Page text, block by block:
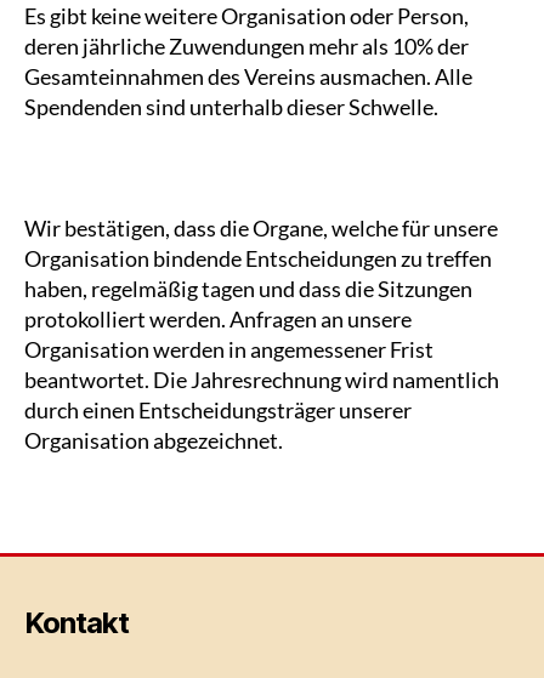
Es gibt keine weitere Organisation oder Person,
deren jährliche Zuwendungen mehr als 10% der
Gesamteinnahmen des Vereins ausmachen. Alle
Spendenden sind unterhalb dieser Schwelle.
Wir bestätigen, dass die Organe, welche für unsere
Organisation bindende Entscheidungen zu treffen
haben, regelmäßig tagen und dass die Sitzungen
protokolliert werden. Anfragen an unsere
Organisation werden in angemessener Frist
beantwortet. Die Jahresrechnung wird namentlich
durch einen Entscheidungsträger unserer
Organisation abgezeichnet.
Kontakt